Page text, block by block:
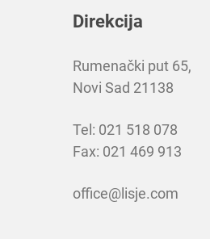
Direkcija
Rumenački put 65,
Novi Sad 21138
Tel: 021 518 078
Fax: 021 469 913
office@lisje.com